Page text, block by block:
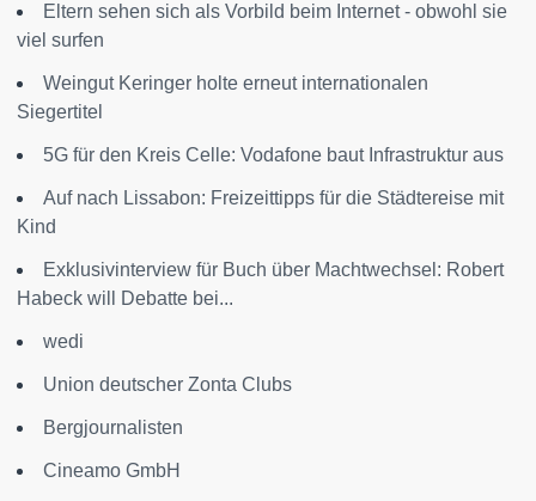
Eltern sehen sich als Vorbild beim Internet - obwohl sie
viel surfen
Weingut Keringer holte erneut internationalen
Siegertitel
5G für den Kreis Celle: Vodafone baut Infrastruktur aus
Auf nach Lissabon: Freizeittipps für die Städtereise mit
Kind
Exklusivinterview für Buch über Machtwechsel: Robert
Habeck will Debatte bei...
wedi
Union deutscher Zonta Clubs
Bergjournalisten
Cineamo GmbH